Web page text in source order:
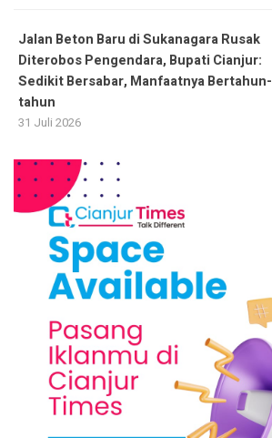
Jalan Beton Baru di Sukanagara Rusak
Diterobos Pengendara, Bupati Cianjur:
Sedikit Bersabar, Manfaatnya Bertahun-
tahun
31 Juli 2026